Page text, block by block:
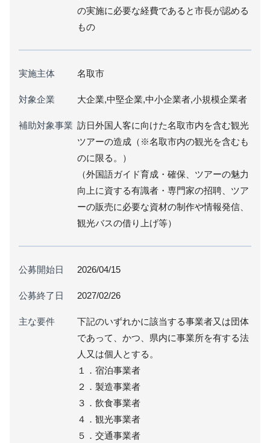
の実施に必要な経費であると市長が認める
もの
実施主体 名取市
対象企業 大企業,中堅企業,中小企業者,小規模企業者
補助対象事業 訪日外国人客に向けた名取市内を含む観光
ツアーの造成（※名取市内の観光を含むも
のに限る。）
（外国語ガイド育成・確保、ツアーの魅力
向上に資する有識者・専門家の招聘、ツア
ーの販売に必要な資材の制作や情報発信、
観光バスの借り上げ等）
公募開始日 2026/04/15
公募終了日 2027/02/26
主な要件
下記のいずれかに該当する事業者又は団体
であって、かつ、県内に事業所を有する法
人又は個人とする。
１．宿泊事業者
２．製造事業者
３．飲食事業者
４．観光事業者
５．交通事業者